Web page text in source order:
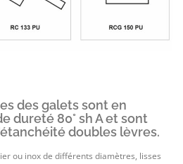
des galets sont en
dureté 80° sh A et sont
doubles lèvres.
ou inox de différents diamètres, lisses